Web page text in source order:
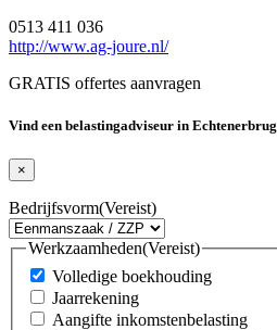
0513 411 036
http://www.ag-joure.nl/
GRATIS offertes aanvragen
Vind een belastingadviseur in Echtenerbrug
×
Bedrijfsvorm(Vereist)
Werkzaamheden(Vereist)
Volledige boekhouding
Jaarrekening
Aangifte inkomstenbelasting